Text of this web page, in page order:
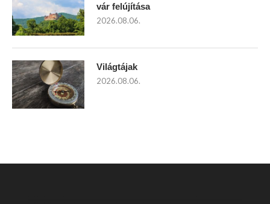
vár felújítása
2026.08.06.
Világtájak
2026.08.06.